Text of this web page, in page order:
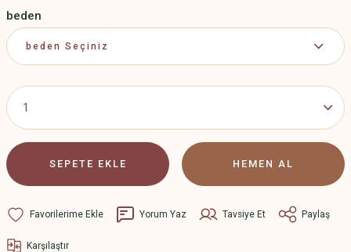
beden
SEPETE EKLE HEMEN AL
Yorum Yaz Tavsiye Et Paylaş
Karşılaştır